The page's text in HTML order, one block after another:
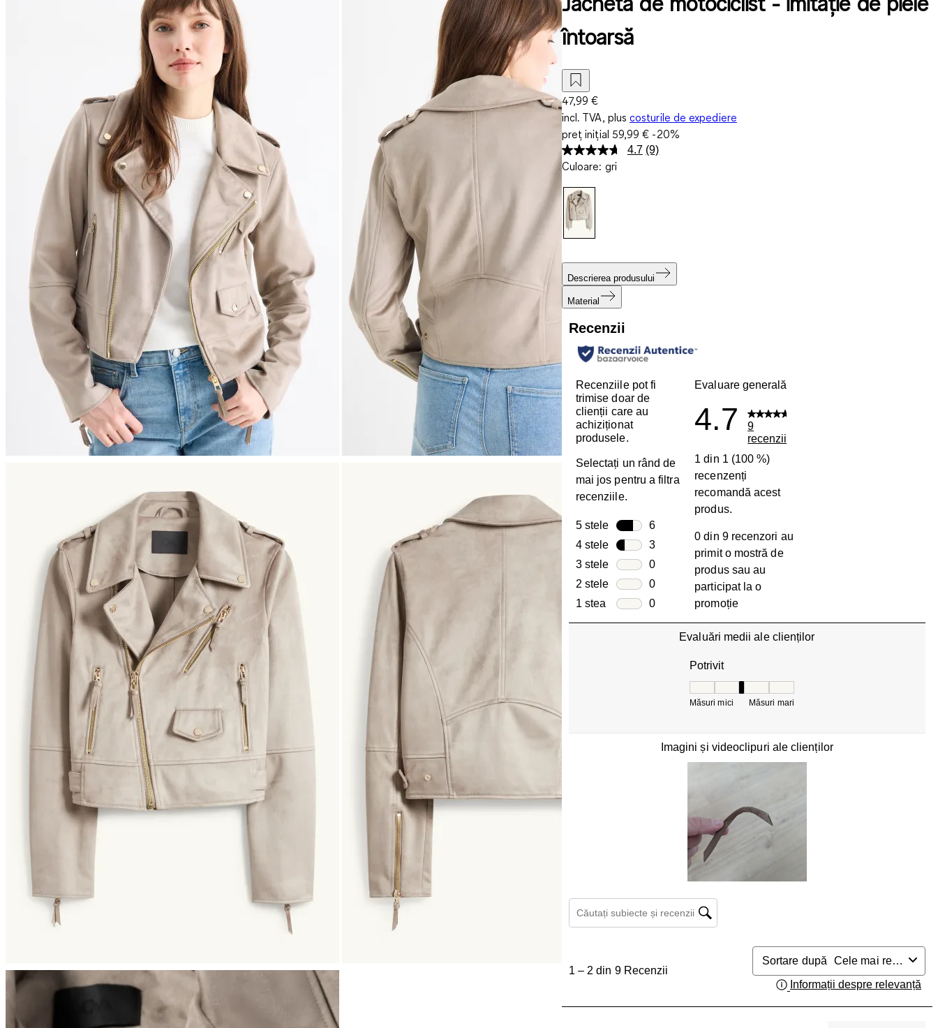
întoarsă
47,99 €
incl. TVA, plus costurile de expediere
preț inițial 59,99 € -20%
4.7 Citiți
(9)
Culoare: gri
Descrierea produsului
Material
Recenzii
Recenziile pot fi
trimise doar de
clienții care au
achiziționat
produsele.
Selectați un rând de
mai jos pentru a filtra
recenziile.
5 stele stele
6
6 recenzii cu 5 stele.
4 stele stele
3
3 recenzii cu 4 stele.
3 stele stele
0
0 recenzii cu 3 stele.
2 stele stele
0
0 recenzii cu 2 stele.
1 stea stele
0
0 recenzii cu 1 stea.
Evaluare generală
4.7
9
recenzii
1 din 1 (100 %)
recenzenți
recomandă acest
produs.
0 din 9 recenzori au
primit o mostră de
produs sau au
participat la o
promoție
Evaluări medii ale clienților
Potrivit
Măsuri mici Măsuri mari
Imagini și videoclipuri ale clienților
Căutați subiecte și recenzii căutați regiunea
până
1 – 2 din 9 Recenzii
Sortare după
Cele mai relevante
Informații despre relevanță